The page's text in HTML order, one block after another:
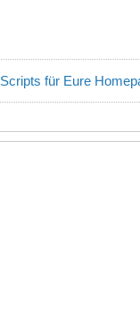
für Eure